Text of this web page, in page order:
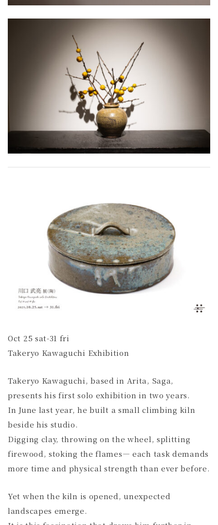
Oct 25 sat-31 fri
Takeryo Kawaguchi Exhibition
Takeryo Kawaguchi, based in Arita, Saga,
presents his first solo exhibition in two years.
In June last year, he built a small climbing kiln
beside his studio.
Digging clay, throwing on the wheel, splitting
firewood, stoking the flames— each task demands
more time and physical strength than ever before.
Yet when the kiln is opened, unexpected
landscapes emerge.